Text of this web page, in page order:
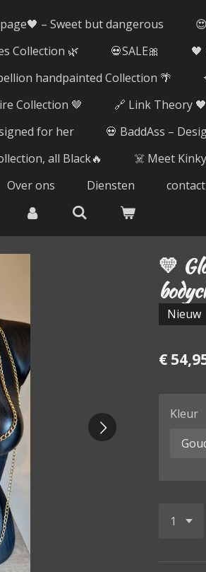
– Sweet but dangerous
Collection 🌿
💀SALE🎀
handpainted Collection 🌴
Collection 🤎
🔗 Link Theory 🖤
for her
💀 BaddAss –
all Black🔥
☠️ Meet
Over ons Diensten contact
💛
Nieuw
€
Kleur